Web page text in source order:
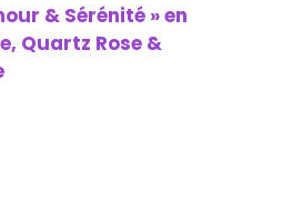
& Sérénité » en
Quartz Rose &